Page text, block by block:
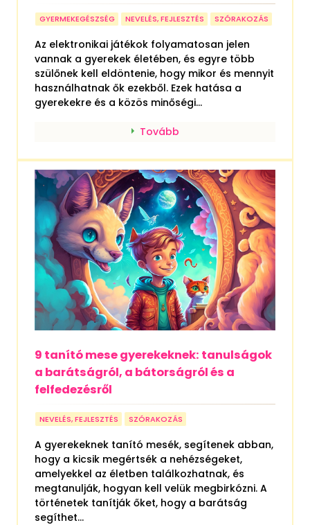
GYERMEKEGÉSZSÉG NEVELÉS, FEJLESZTÉS SZÓRAKOZÁS
Az elektronikai játékok folyamatosan jelen
vannak a gyerekek életében, és egyre több
szülőnek kell eldöntenie, hogy mikor és mennyit
használhatnak ők ezekből. Ezek hatása a
gyerekekre és a közös minőségi...
Tovább
9 tanító mese gyerekeknek: tanulságok
a barátságról, a bátorságról és a
felfedezésről
NEVELÉS, FEJLESZTÉS SZÓRAKOZÁS
A gyerekeknek tanító mesék, segítenek abban,
hogy a kicsik megértsék a nehézségeket,
amelyekkel az életben találkozhatnak, és
megtanulják, hogyan kell velük megbirkózni. A
történetek tanítják őket, hogy a barátság
segíthet...